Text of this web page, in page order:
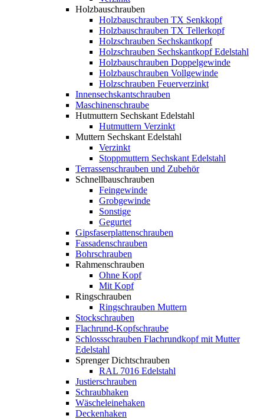
Holzbauschrauben
Holzbauschrauben TX Senkkopf
Holzbauschrauben TX Tellerkopf
Holzschrauben Sechskantkopf
Holzschrauben Sechskantkopf Edelstahl
Holzbauschrauben Doppelgewinde
Holzbauschrauben Vollgewinde
Holzschrauben Feuerverzinkt
Innensechskantschrauben
Maschinenschraube
Hutmuttern Sechskant Edelstahl
Hutmuttern Verzinkt
Muttern Sechskant Edelstahl
Verzinkt
Stoppmuttern Sechskant Edelstahl
Terrassenschrauben und Zubehör
Schnellbauschrauben
Feingewinde
Grobgewinde
Sonstige
Gegurtet
Gipsfaserplattenschrauben
Fassadenschrauben
Bohrschrauben
Rahmenschrauben
Ohne Kopf
Mit Kopf
Ringschrauben
Ringschrauben Muttern
Stockschrauben
Flachrund-Kopfschraube
Schlossschrauben Flachrundkopf mit Mutter
Edelstahl
Sprenger Dichtschrauben
RAL 7016 Edelstahl
Justierschrauben
Schraubhaken
Wäscheleinehaken
Deckenhaken